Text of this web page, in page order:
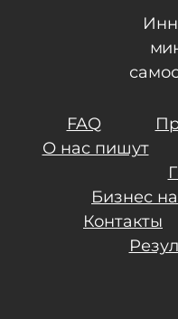
FAQ
О нас пишут
Бизнес
Контакты